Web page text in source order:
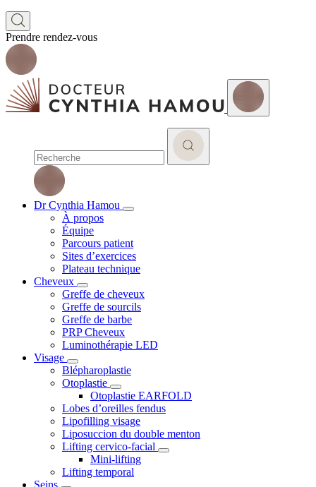
Prendre rendez-vous
Dr Cynthia Hamou
À propos
Équipe
Parcours patient
Sites d’exercices
Plateau technique
Cheveux
Greffe de cheveux
Greffe de sourcils
Greffe de barbe
PRP Cheveux
Luminothérapie LED
Visage
Blépharoplastie
Otoplastie
Otoplastie EARFOLD
Lobes d’oreilles fendus
Lipofilling visage
Liposuccion du double menton
Lifting cervico-facial
Mini-lifting
Lifting temporal
Seins